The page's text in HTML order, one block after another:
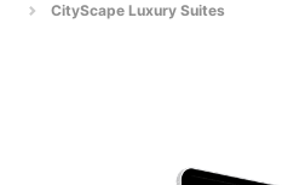
CityScape Luxury Suites